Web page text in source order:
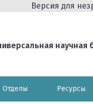
Версия для
научная
Отделы Ресурсы